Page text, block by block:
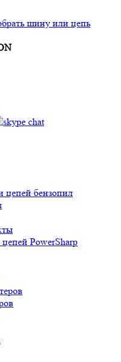
шину или цепь
цепей бензопил
цепей PowerSharp